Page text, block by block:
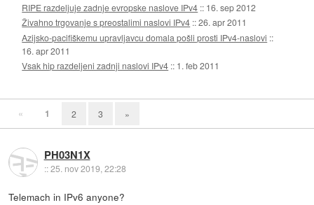
RIPE razdeljuje zadnje evropske naslove IPv4 :: 16. sep 2012
Živahno trgovanje s preostalimi naslovi IPv4 ::26. apr 2011
Azijsko-pacifiškemu upravljavcu domala pošli prosti IPv4-naslovi ::
16. apr 2011
Vsak hip razdeljeni zadnji naslovi IPv4 :: 1. feb 2011
« 1 2 3 »
PH03N1X
::25. nov 2019, 22:28
Telemach in IPv6 anyone?